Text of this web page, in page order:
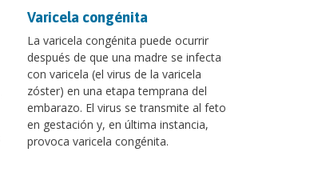
Varicela congénita
La varicela congénita puede ocurrir
después de que una madre se infecta
con varicela (el virus de la varicela
zóster) en una etapa temprana del
embarazo. El virus se transmite al feto
en gestación y, en última instancia,
provoca varicela congénita.